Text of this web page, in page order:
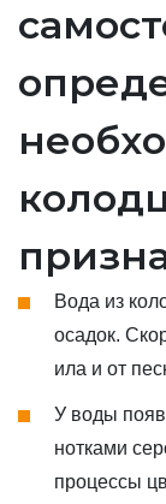
Вода из
осадок.
ила и от
У воды
нотками
процессы